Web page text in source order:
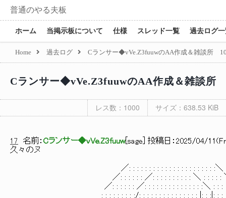
普通のやる夫板
ホーム 当掲示板について 仕様 スレッド一覧 過去ログ
Home 過去ログ Cランサー◆vVe.Z3fuuwのAA作成＆雑談所
Cランサー◆vVe.Z3fuuwのAA作成＆雑談所
レス数：1000 サイズ：638.53 KiB
17 名前： Cランサー◆vVe.Z3fuuw[ sage ] 投稿日： 2025/04/
久々のヌ
／: : : : : : : : : : : : : : : : : : : : : :＼
／: : : : : : ／: : : : : : : : : : ＼ : : : : : ＼
／: : : : : : ／: : : : : : : : : : : : : : :＼ : : : : : :
: : : : : : : : :/: : : : : : : : : : : : : : : |: : :|: : : : : :